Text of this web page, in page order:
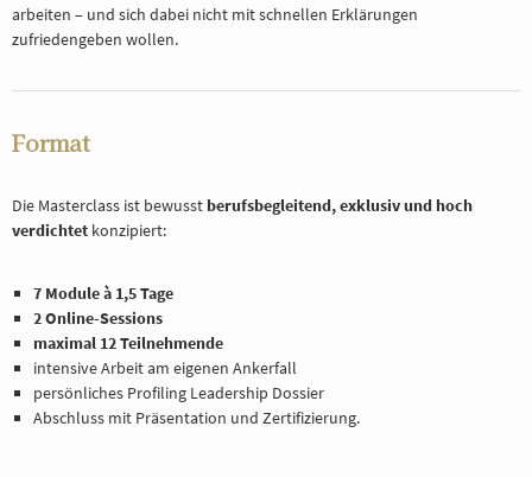
arbeiten – und sich dabei nicht mit schnellen Erklärungen
zufriedengeben wollen.
Format
Die Masterclass ist bewusst berufsbegleitend, exklusiv und hoch
verdichtet konzipiert:
7 Module à 1,5 Tage
2 Online-Sessions
maximal 12 Teilnehmende
intensive Arbeit am eigenen Ankerfall
persönliches Profiling Leadership Dossier
Abschluss mit Präsentation und Zertifizierung.